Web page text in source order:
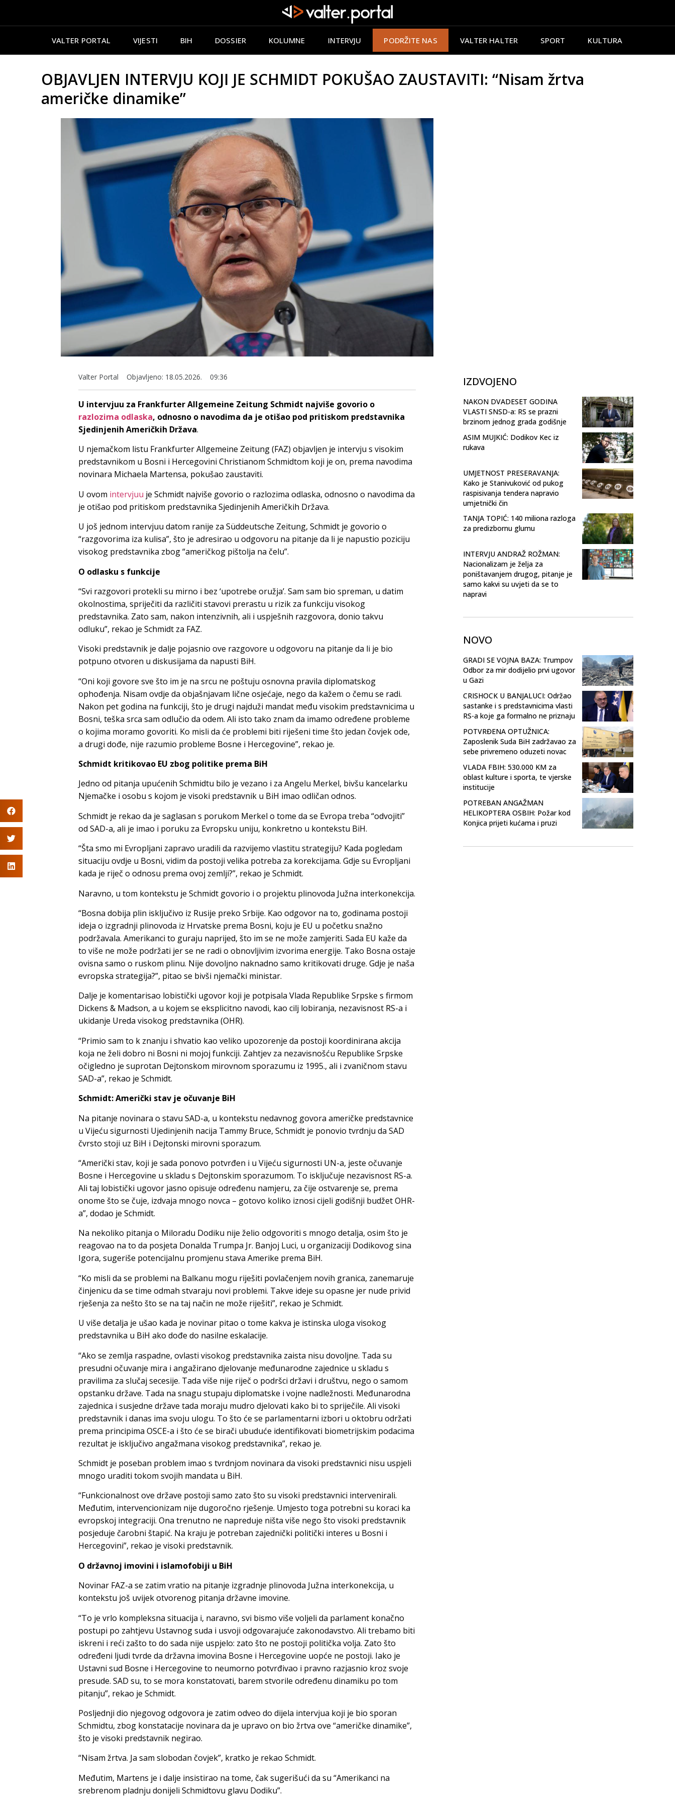
VALTER PORTAL VIJESTI BIH DOSSIER KOLUMNE INTERVJU PODRŽITE NAS VALTER HALTER SPORT KULTURA
OBJAVLJEN INTERVJU KOJI JE SCHMIDT POKUŠAO ZAUSTAVITI: “Nisam žrtva
američke dinamike”
Valter Portal Objavljeno: 18.05.2026. 09:36
U intervjuu za Frankfurter Allgemeine Zeitung Schmidt najviše govorio o
razlozima odlaska, odnosno o navodima da je otišao pod pritiskom predstavnika
Sjedinjenih Američkih Država.
U njemačkom listu Frankfurter Allgemeine Zeitung (FAZ) objavljen je intervju s visokim
predstavnikom u Bosni i Hercegovini Christianom Schmidtom koji je on, prema navodima
novinara Michaela Martensa, pokušao zaustaviti.
U ovom intervjuu je Schmidt najviše govorio o razlozima odlaska, odnosno o navodima da
je otišao pod pritiskom predstavnika Sjedinjenih Američkih Država.
U još jednom intervjuu datom ranije za Süddeutsche Zeitung, Schmidt je govorio o
“razgovorima iza kulisa”, što je adresirao u odgovoru na pitanje da li je napustio poziciju
visokog predstavnika zbog “američkog pištolja na čelu”.
O odlasku s funkcije
“Svi razgovori protekli su mirno i bez ‘upotrebe oružja’. Sam sam bio spreman, u datim
okolnostima, spriječiti da različiti stavovi prerastu u rizik za funkciju visokog
predstavnika. Zato sam, nakon intenzivnih, ali i uspješnih razgovora, donio takvu
odluku”, rekao je Schmidt za FAZ.
Visoki predstavnik je dalje pojasnio ove razgovore u odgovoru na pitanje da li je bio
potpuno otvoren u diskusijama da napusti BiH.
“Oni koji govore sve što im je na srcu ne poštuju osnovna pravila diplomatskog
ophođenja. Nisam ovdje da objašnjavam lične osjećaje, nego da kažem o čemu se radi.
Nakon pet godina na funkciji, što je drugi najduži mandat među visokim predstavnicima u
Bosni, teška srca sam odlučio da odem. Ali isto tako znam da imamo određene probleme
o kojima moramo govoriti. Ko misli da će problemi biti riješeni time što jedan čovjek ode,
a drugi dođe, nije razumio probleme Bosne i Hercegovine”, rekao je.
Schmidt kritikovao EU zbog politike prema BiH
Jedno od pitanja upućenih Schmidtu bilo je vezano i za Angelu Merkel, bivšu kancelarku
Njemačke i osobu s kojom je visoki predstavnik u BiH imao odličan odnos.
Schmidt je rekao da je saglasan s porukom Merkel o tome da se Evropa treba “odvojiti”
od SAD-a, ali je imao i poruku za Evropsku uniju, konkretno u kontekstu BiH.
“Šta smo mi Evropljani zapravo uradili da razvijemo vlastitu strategiju? Kada pogledam
situaciju ovdje u Bosni, vidim da postoji velika potreba za korekcijama. Gdje su Evropljani
kada je riječ o odnosu prema ovoj zemlji?”, rekao je Schmidt.
Naravno, u tom kontekstu je Schmidt govorio i o projektu plinovoda Južna interkonekcija.
“Bosna dobija plin isključivo iz Rusije preko Srbije. Kao odgovor na to, godinama postoji
ideja o izgradnji plinovoda iz Hrvatske prema Bosni, koju je EU u početku snažno
podržavala. Amerikanci to guraju naprijed, što im se ne može zamjeriti. Sada EU kaže da
to više ne može podržati jer se ne radi o obnovljivim izvorima energije. Tako Bosna ostaje
ovisna samo o ruskom plinu. Nije dovoljno naknadno samo kritikovati druge. Gdje je naša
evropska strategija?”, pitao se bivši njemački ministar.
Dalje je komentarisao lobistički ugovor koji je potpisala Vlada Republike Srpske s firmom
Dickens & Madson, a u kojem se eksplicitno navodi, kao cilj lobiranja, nezavisnost RS-a i
ukidanje Ureda visokog predstavnika (OHR).
“Primio sam to k znanju i shvatio kao veliko upozorenje da postoji koordinirana akcija
koja ne želi dobro ni Bosni ni mojoj funkciji. Zahtjev za nezavisnošću Republike Srpske
očigledno je suprotan Dejtonskom mirovnom sporazumu iz 1995., ali i zvaničnom stavu
SAD-a”, rekao je Schmidt.
Schmidt: Američki stav je očuvanje BiH
Na pitanje novinara o stavu SAD-a, u kontekstu nedavnog govora američke predstavnice
u Vijeću sigurnosti Ujedinjenih nacija Tammy Bruce, Schmidt je ponovio tvrdnju da SAD
čvrsto stoji uz BiH i Dejtonski mirovni sporazum.
“Američki stav, koji je sada ponovo potvrđen i u Vijeću sigurnosti UN-a, jeste očuvanje
Bosne i Hercegovine u skladu s Dejtonskim sporazumom. To isključuje nezavisnost RS-a.
Ali taj lobistički ugovor jasno opisuje određenu namjeru, za čije ostvarenje se, prema
onome što se čuje, izdvaja mnogo novca – gotovo koliko iznosi cijeli godišnji budžet OHR-
a”, dodao je Schmidt.
Na nekoliko pitanja o Miloradu Dodiku nije želio odgovoriti s mnogo detalja, osim što je
reagovao na to da posjeta Donalda Trumpa Jr. Banjoj Luci, u organizaciji Dodikovog sina
Igora, sugeriše potencijalnu promjenu stava Amerike prema BiH.
“Ko misli da se problemi na Balkanu mogu riješiti povlačenjem novih granica, zanemaruje
činjenicu da se time odmah stvaraju novi problemi. Takve ideje su opasne jer nude privid
rješenja za nešto što se na taj način ne može riješiti”, rekao je Schmidt.
U više detalja je ušao kada je novinar pitao o tome kakva je istinska uloga visokog
predstavnika u BiH ako dođe do nasilne eskalacije.
“Ako se zemlja raspadne, ovlasti visokog predstavnika zaista nisu dovoljne. Tada su
presudni očuvanje mira i angažirano djelovanje međunarodne zajednice u skladu s
pravilima za slučaj secesije. Tada više nije riječ o podršci državi i društvu, nego o samom
opstanku države. Tada na snagu stupaju diplomatske i vojne nadležnosti. Međunarodna
zajednica i susjedne države tada moraju mudro djelovati kako bi to spriječile. Ali visoki
predstavnik i danas ima svoju ulogu. To što će se parlamentarni izbori u oktobru održati
prema principima OSCE-a i što će se birači ubuduće identifikovati biometrijskim podacima
rezultat je isključivo angažmana visokog predstavnika”, rekao je.
Schmidt je poseban problem imao s tvrdnjom novinara da visoki predstavnici nisu uspjeli
mnogo uraditi tokom svojih mandata u BiH.
“Funkcionalnost ove države postoji samo zato što su visoki predstavnici intervenirali.
Međutim, intervencionizam nije dugoročno rješenje. Umjesto toga potrebni su koraci ka
evropskoj integraciji. Ona trenutno ne napreduje ništa više nego što visoki predstavnik
posjeduje čarobni štapić. Na kraju je potreban zajednički politički interes u Bosni i
Hercegovini”, rekao je visoki predstavnik.
O državnoj imovini i islamofobiji u BiH
Novinar FAZ-a se zatim vratio na pitanje izgradnje plinovoda Južna interkonekcija, u
kontekstu još uvijek otvorenog pitanja državne imovine.
“To je vrlo kompleksna situacija i, naravno, svi bismo više voljeli da parlament konačno
postupi po zahtjevu Ustavnog suda i usvoji odgovarajuće zakonodavstvo. Ali trebamo biti
iskreni i reći zašto to do sada nije uspjelo: zato što ne postoji politička volja. Zato što
određeni ljudi tvrde da državna imovina Bosne i Hercegovine uopće ne postoji. Iako je
Ustavni sud Bosne i Hercegovine to neumorno potvrđivao i pravno razjasnio kroz svoje
presude. SAD su, to se mora konstatovati, barem stvorile određenu dinamiku po tom
pitanju”, rekao je Schmidt.
Posljednji dio njegovog odgovora je zatim odveo do dijela intervjua koji je bio sporan
Schmidtu, zbog konstatacije novinara da je upravo on bio žrtva ove “američke dinamike”,
što je visoki predstavnik negirao.
“Nisam žrtva. Ja sam slobodan čovjek”, kratko je rekao Schmidt.
Međutim, Martens je i dalje insistirao na tome, čak sugerišući da su “Amerikanci na
srebrenom pladnju donijeli Schmidtovu glavu Dodiku”.
IZDVOJENO
NAKON DVADESET GODINA
VLASTI SNSD-a: RS se prazni
brzinom jednog grada godišnje
ASIM MUJKIĆ: Dodikov Kec iz
rukava
UMJETNOST PRESERAVANJA:
Kako je Stanivuković od pukog
raspisivanja tendera napravio
umjetnički čin
TANJA TOPIĆ: 140 miliona razloga
za predizbornu glumu
INTERVJU ANDRAŽ ROŽMAN:
Nacionalizam je želja za
poništavanjem drugog, pitanje je
samo kakvi su uvjeti da se to
napravi
NOVO
GRADI SE VOJNA BAZA: Trumpov
Odbor za mir dodijelio prvi ugovor
u Gazi
CRISHOCK U BANJALUCI: Održao
sastanke i s predstavnicima vlasti
RS-a koje ga formalno ne priznaju
POTVRĐENA OPTUŽNICA:
Zaposlenik Suda BiH zadržavao za
sebe privremeno oduzeti novac
VLADA FBIH: 530.000 KM za
oblast kulture i sporta, te vjerske
institucije
POTREBAN ANGAŽMAN
HELIKOPTERA OSBIH: Požar kod
Konjica prijeti kućama i pruzi